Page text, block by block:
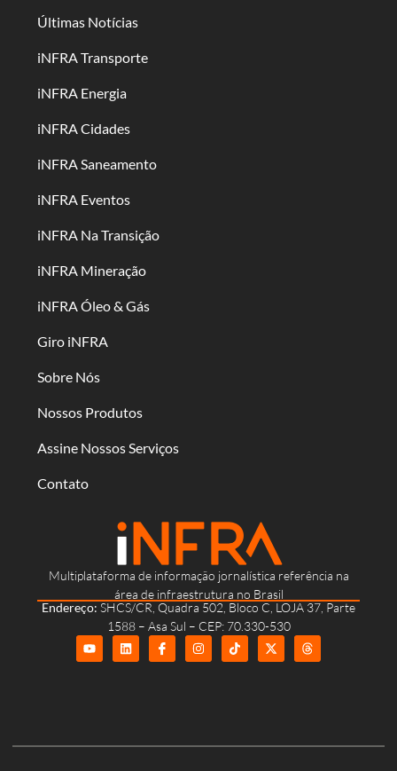
Multiplataforma de informação jornalística referência na
área de infraestrutura no Brasil
Endereço: SHCS/CR, Quadra 502, Bloco C, LOJA 37, Parte
1588 – Asa Sul – CEP: 70.330-530
Últimas Notícias
iNFRA Transporte
iNFRA Energia
iNFRA Cidades
iNFRA Saneamento
iNFRA Eventos
iNFRA Na Transição
iNFRA Mineração
iNFRA Óleo & Gás
Giro iNFRA
Sobre Nós
Nossos Produtos
Assine Nossos Serviços
Contato